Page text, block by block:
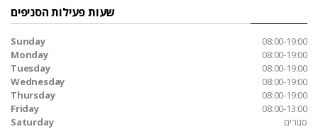
שעות פעילות הסניפים
Sunday
08:00-19:00
Monday
08:00-19:00
Tuesday
08:00-19:00
Wednesday
08:00-19:00
Thursday
08:00-19:00
Friday
08:00-13:00
Saturday
סגורים